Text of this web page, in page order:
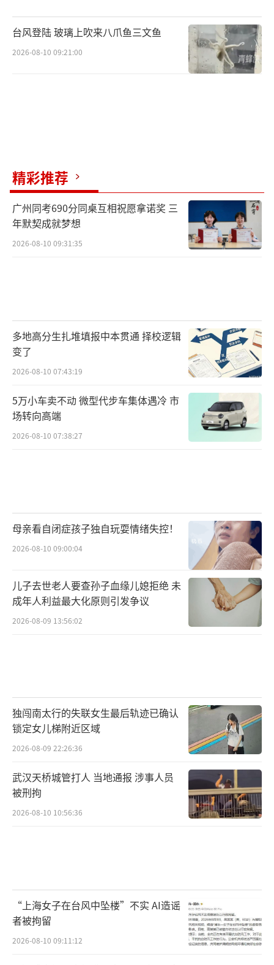
台风登陆 玻璃上吹来八爪鱼三文鱼
2026-08-10 09:21:00
精彩推荐
广州同考690分同桌互相祝愿拿诺奖 三
年默契成就梦想
2026-08-10 09:31:35
多地高分生扎堆填报中本贯通 择校逻辑
变了
2026-08-10 07:43:19
5万小车卖不动 微型代步车集体遇冷 市
场转向高端
2026-08-10 07:38:27
母亲看自闭症孩子独自玩耍情绪失控！
2026-08-10 09:00:04
儿子去世老人要查孙子血缘儿媳拒绝 未
成年人利益最大化原则引发争议
2026-08-09 13:56:02
独闯南太行的失联女生最后轨迹已确认
锁定女儿梯附近区域
2026-08-09 22:26:36
武汉天桥城管打人 当地通报 涉事人员
被刑拘
2026-08-10 10:56:36
“上海女子在台风中坠楼”不实 AI造谣
者被拘留
2026-08-10 09:11:12